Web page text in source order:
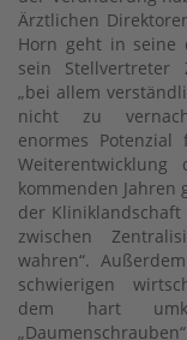
Ärztlichen
Horn geht in seine
sein
„bei allem
nicht zu
enormes
Weiterentwicklung
kommenden
der
zwischen
wahren“.
schwierigen
dem hart